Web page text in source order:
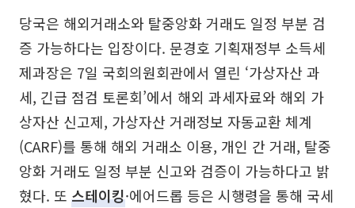
당국은 해외거래소와 탈중앙화 거래도 일정 부분 검
증 가능하다는 입장이다. 문경호 기획재정부 소득세
제과장은 7일 국회의원회관에서 열린 ‘가상자산 과
세, 긴급 점검 토론회’에서 해외 과세자료와 해외 가
상자산 신고제, 가상자산 거래정보 자동교환 체계
(CARF)를 통해 해외 거래소 이용, 개인 간 거래, 탈중
앙화 거래도 일정 부분 신고와 검증이 가능하다고 밝
혔다. 또 스테이킹·에어드롭 등은 시행령을 통해 국세